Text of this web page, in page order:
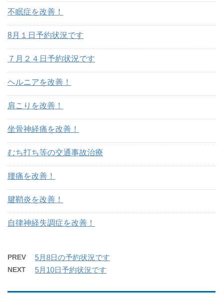
不眠症を改善！
8月１日予約状況です
７月２４日予約状況です
ヘルニアを改善！
肩こりを改善！
坐骨神経痛を改善！
むち打ち等の交通事故治療
腰痛を改善！
腱鞘炎を改善！
自律神経失調症を改善！
PREV 5月8日の予約状況です
NEXT 5月10日予約状況です